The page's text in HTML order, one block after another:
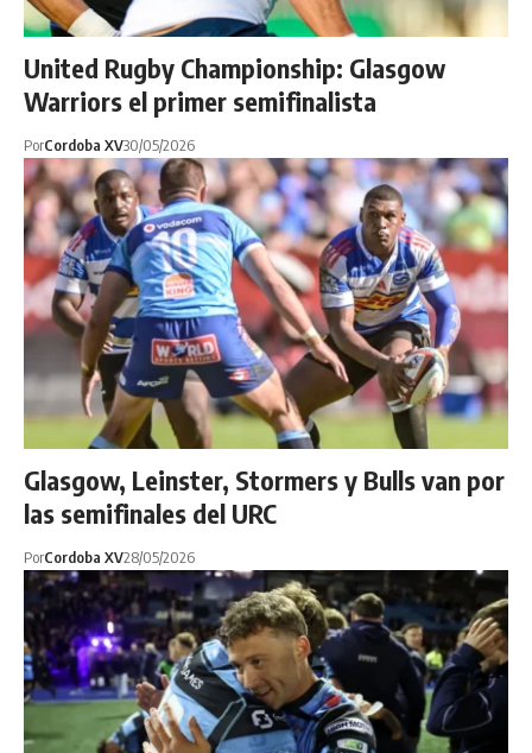
United Rugby Championship: Glasgow
Warriors el primer semifinalista
PorCordoba XV30/05/2026
Glasgow, Leinster, Stormers y Bulls van por
las semifinales del URC
PorCordoba XV28/05/2026